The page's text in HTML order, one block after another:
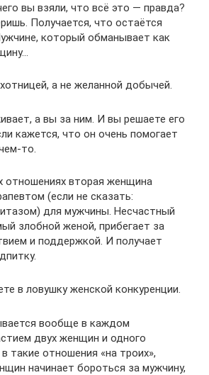
вы взяли, что всё это — правда?
Получается, что остаётся
который обманывает как
а не желанной добычей.
а вы за ним. И вы решаете его
кажется, что он очень помогает
то.
отношениях вторая женщина
(если не сказать:
для мужчины. Несчастный
злобной женой, прибегает за
и поддержкой. И получает
в ловушку женской конкуренции.
вообще в каждом
двух женщин и одного
такие отношения «на троих»,
начинает бороться за мужчину,